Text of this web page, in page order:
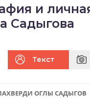
и
Садыгова
Текст
ОГЛЫ САДЫГОВ